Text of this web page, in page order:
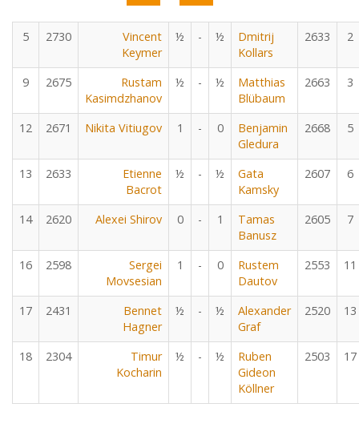
5 2730
Vincent
Keymer
½ - ½
Dmitrij
Kollars
2633 2
9 2675
Rustam
Kasimdzhanov
½ - ½
Matthias
Blübaum
2663 3
12 2671 Nikita Vitiugov 1 - 0
Benjamin
Gledura
2668 5
13 2633
Etienne
Bacrot
½ - ½
Gata
Kamsky
2607 6
14 2620 Alexei Shirov 0 - 1
Tamas
Banusz
2605 7
16 2598
Sergei
Movsesian
1 - 0
Rustem
Dautov
2553 11
17 2431
Bennet
Hagner
½ - ½
Alexander
Graf
2520 13
18 2304
Timur
Kocharin
½ - ½
Ruben
Gideon
Köllner
2503 17